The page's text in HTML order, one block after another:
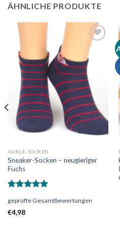
ÄHNLICHE PRODUKTE
die
Wunschliste
ANKLE-SOCKEN
Sneaker-Socken – neugieriger
Fuchs
mit5.00
von 5
geprüfte Gesamtbewertungen
€4,98